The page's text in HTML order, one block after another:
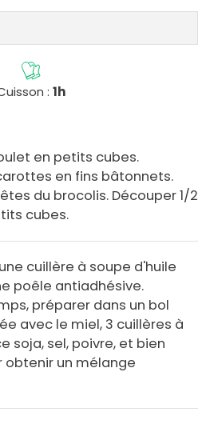
: 1h
en petits cubes.
en fins bâtonnets.
du brocolis. Découper 1/2
cubes.
cuillère à soupe d'huile
poêle antiadhésive.
préparer dans un bol
avec le miel, 3 cuillères à
soja, sel, poivre, et bien
obtenir un mélange